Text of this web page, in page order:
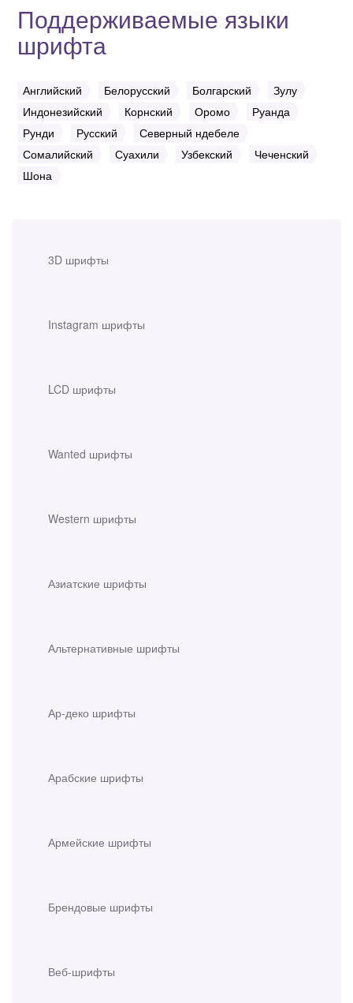
3D шрифты
Instagram шрифты
LCD шрифты
Wanted шрифты
Western шрифты
Азиатские шрифты
Альтернативные шрифты
Ар-деко шрифты
Арабские шрифты
Армейские шрифты
Брендовые шрифты
Веб-шрифты
Поддерживаемые языки
шрифта
Английский Белорусский Болгарский
Зулу
Индонезийский
Корнский Оромо
Руанда
Рунди
Русский
Северный ндебеле
Сомалийский
Суахили Узбекский
Чеченский
Шона